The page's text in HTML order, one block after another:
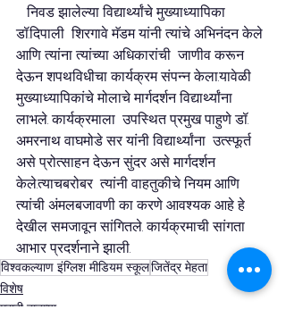
   निवड झालेल्या विद्यार्थ्यांचे मुख्याध्यापिका
डॉ.दिपाली  शिरगावे मॅडम यांनी त्यांचे अभिनंदन केले
आणि त्यांना त्यांच्या अधिकारांची  जाणीव करून
देऊन शपथविधीचा कार्यक्रम संपन्न केला.यावेळी
मुख्याध्यापिकांचे मोलाचे मार्गदर्शन विद्यार्थ्यांना
लाभले. कार्यक्रमाला  उपस्थित प्रमुख पाहुणे डॉ.
अमरनाथ वाघमोडे सर यांनी विद्यार्थ्यांना  उत्स्फूर्त
असे प्रोत्साहन देऊन सुंदर असे मार्गदर्शन
केले.त्याचबरोबर  त्यांनी वाहतुकीचे नियम आणि
त्यांची अंमलबजावणी का करणे आवश्यक आहे हे
देखील समजावून सांगितले. कार्यक्रमाची सांगता
आभार प्रदर्शनाने झाली.
विश्वकल्याण इंग्लिश मीडियम स्कूलजितेंद्र मेहता
विशेष
मराठी बातम्या